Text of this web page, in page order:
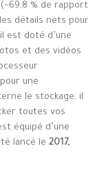
% de rapport
détails nets pour
est doté d’une
et des vidéos
une
le stockage, il
toutes vos
équipé d’une
lancé le 2017,